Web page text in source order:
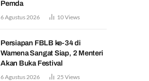
Pemda
6 Agustus 2026 10Views
Persiapan FBLB ke-34 di
Wamena Sangat Siap, 2 Menteri
Akan Buka Festival
6 Agustus 2026 25 Views